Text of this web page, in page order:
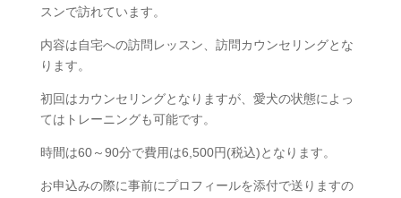
スンで訪れています。
内容は自宅への訪問レッスン、訪問カウンセリングとな
ります。
初回はカウンセリングとなりますが、愛犬の状態によっ
てはトレーニングも可能です。
時間は60～90分で費用は6,500円(税込)となります。
お申込みの際に事前にプロフィールを添付で送りますの